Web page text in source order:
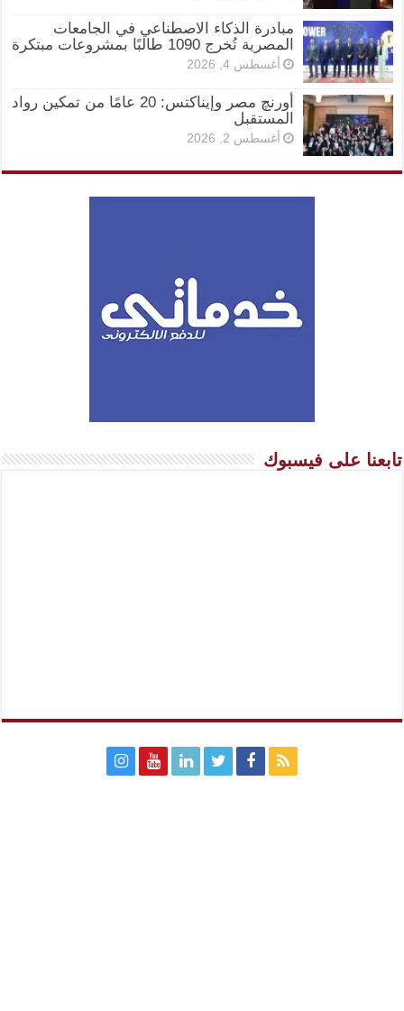
مبادرة الذكاء الاصطناعي في الجامعات
المصرية تُخرج 1090 طالبًا بمشروعات مبتكرة
أغسطس 4, 2026
أورنچ مصر وإيناكتس: 20 عامًا من تمكين رواد
المستقبل
أغسطس 2, 2026
تابعنا على فيسبوك